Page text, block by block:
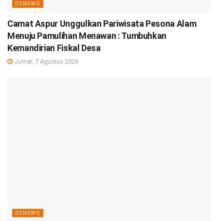
DENEWS
Camat Aspur Unggulkan Pariwisata Pesona Alam
Menuju Pamulihan Menawan : Tumbuhkan
Kemandirian Fiskal Desa
Jumat, 7 Agustus 2026
DENEWS